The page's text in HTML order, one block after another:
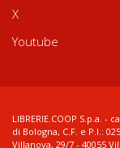
X
Youtube
LIBRERIE.COOP S.p.a.
di Bologna, C.F. e P.I.:
Villanova, 29/7 - 40055